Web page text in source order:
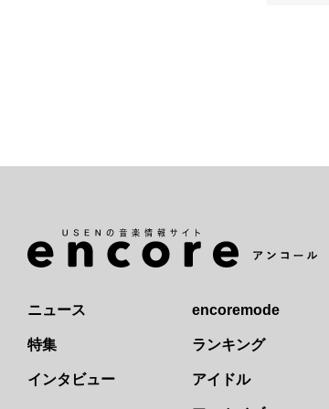
ニュース
特集
インタビュー
encoremode
ランキング
アイドル